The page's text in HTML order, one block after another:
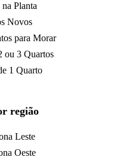
Planta
Novos
para Morar
ou 3 Quartos
1 Quarto
região
Leste
Oeste